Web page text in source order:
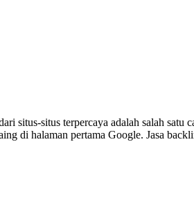
situs-situs terpercaya adalah salah satu
di halaman pertama Google. Jasa